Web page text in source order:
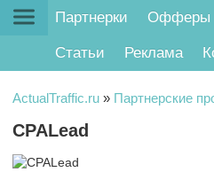
Партнерки Офферы
Статьи Реклама
ActualTraffic.ru » Партнерские
CPALead